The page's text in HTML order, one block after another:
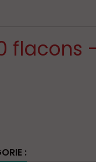
flacons -
: